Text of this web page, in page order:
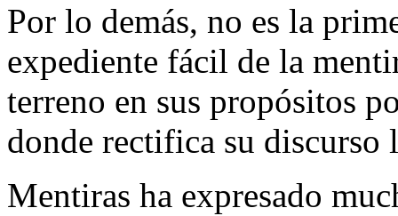
Por lo demás, no es la
expediente fácil de la
terreno en sus propósitos
donde rectifica su discurso
Mentiras ha expresado